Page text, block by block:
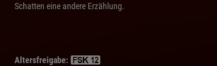
Schatten eine andere Erzählung.
Altersfreigabe: